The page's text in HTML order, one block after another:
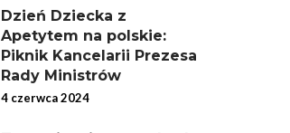
Dzień Dziecka z
Apetytem na polskie:
Piknik Kancelarii Prezesa
Rady Ministrów
4 czerwca 2024